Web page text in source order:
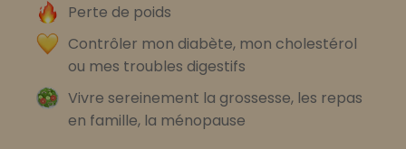
Perte de poids
Contrôler mon diabète, mon cholestérol
ou mes troubles digestifs
Vivre sereinement la grossesse, les repas
en famille, la ménopause